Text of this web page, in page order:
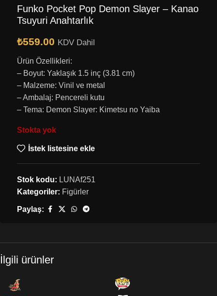
Funko Pocket Pop Demon Slayer – Kanao
Tsuyuri Anahtarlık
₺559.00 KDV Dahil
Ürün Özellikleri:
– Boyut: Yaklaşık 1.5 inç (3.81 cm)
– Malzeme: Vinil ve metal
– Ambalaj: Pencereli kutu
– Tema: Demon Slayer: Kimetsu no Yaiba
Stokta yok
İstek listesine ekle
Stok kodu: LUNAf251
Kategoriler: Figürler
Paylaş:
İlgili ürünler